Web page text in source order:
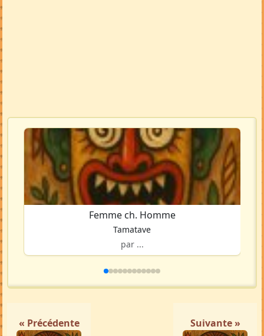
Femme ch. Homme
Tamatave
par ...
« Précédente Suivante »